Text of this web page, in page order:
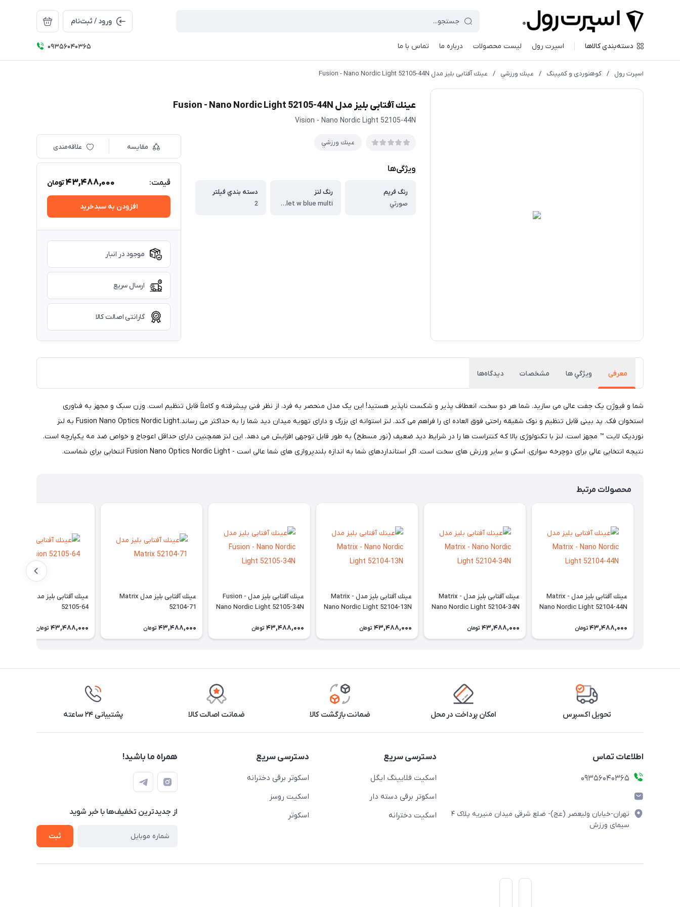
ورود / ثبت‌نام
دسته‌بندی کالاها اسپرت رول لیست محصولات درباره ما تماس با ما 09356040365
اسپرت رول / کوهنوردی و کمپینگ / عينك ورزشي / عينك آفتابی بليز مدل Fusion - Nano Nordic Light 52105-44N
عينك آفتابی بليز مدل Fusion - Nano Nordic Light 52105-44N
Vision - Nano Nordic Light 52105-44N
عينك ورزشي
ویژگی‌ها
رنگ فريم
صورتي
رنگ لنز
Violet w blue multi
دسته بندي فيلتر
2
مقایسه علاقه‌مندی
قیمت: 43,488,000تومان
افزودن به سبدخرید
موجود در انبار
ارسال سریع
گارانتی اصالت کالا
معرفی ويژگي ها مشخصات دیدگاه‌ها
شما و فیوژن یک جفت عالی می سازید. شما هر دو سخت، انعطاف پذیر و شکست ناپذیر هستید! این یک مدل منحصر به فرد، از نظر فنی پیشرفته و کاملاً قابل تنظیم است. وزن سبک و مجهز به فناوری
استخوان فک. پد بینی قابل تنظیم و نوک شقیقه راحتی فوق العاده ای را فراهم می کند. لنز استوانه ای بزرگ و دارای تهویه میدان دید شما را به حداکثر می رساند.Fusion Nano Optics Nordic Light به لنز
نوردیک لایت ™ مجهز است، لنز با تکنولوژی بالا که کنتراست ها را در شرایط دید ضعیف (نور مسطح) به طور قابل توجهی افزایش می دهد. این لنز همچنین دارای حداقل اعوجاج و خواص ضد مه یکپارچه است.
نتیجه انتخابی عالی برای دوچرخه سواری، اسکی و سایر ورزش های سخت است. اگر استانداردهای شما به اندازه بلندپروازی های شما عالی است - Fusion Nano Optics Nordic Light انتخابی برای شماست.
محصولات مرتبط
عينك آفتابی بليز مدل Matrix -
Nano Nordic Light 52104-44N
43,488,000 تومان
عينك آفتابی بليز مدل Matrix -
Nano Nordic Light 52104-34N
43,488,000 تومان
عينك آفتابی بليز مدل Matrix -
Nano Nordic Light 52104-13N
43,488,000 تومان
عينك آفتابی بليز مدل Fusion -
Nano Nordic Light 52105-34N
43,488,000 تومان
عينك آفتابی بليز مدل Matrix
52104-71
43,488,000 تومان
52105-64
43,488,000 تومان
تحویل اکسپرس امکان پرداخت در محل ضمانت بازگشت کالا ضمانت اصالت کالا پشتیبانی ۲۴ ساعته
اطلاعات تماس
۰۹۳۵۶۰۴۰۳۶۵
تهران-خیابان ولیعصر (عج)- ضلع شرقی میدان منیریه پلاک ۴
سیمای ورزش
دسترسی سریع
اسکیت فلایینگ ایگل
اسکوتر برقی دسته دار
اسکیت دخترانه
دسترسی سریع
اسکوتر برقی دخترانه
اسکیت روسز
اسکوتر
همراه ما باشید!
از جدید‌ترین تخفیف‌ها با‌ خبر شوید
ثبت